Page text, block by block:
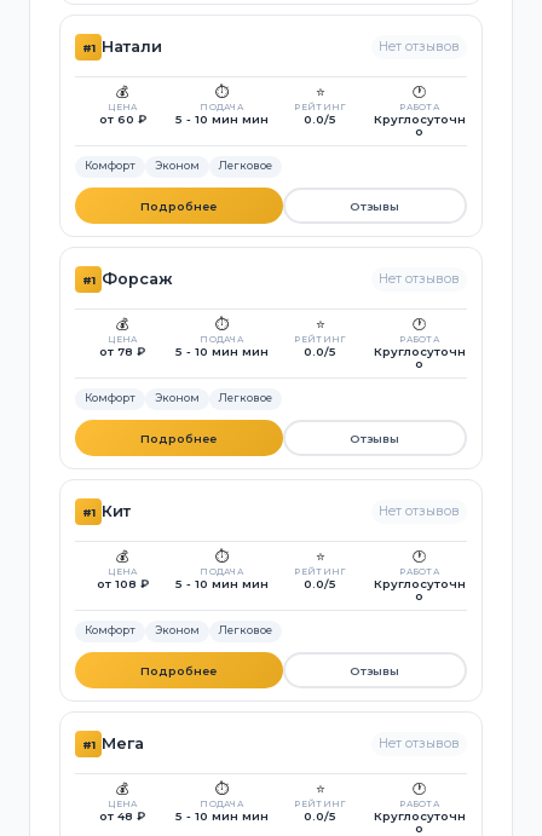
#1 Натали Нет отзывов
💰
ЦЕНА
от 60 ₽
⏱️
ПОДАЧА
5 - 10 мин мин
⭐
РЕЙТИНГ
0.0/5
🕐
РАБОТА
Круглосуточн
о
Комфорт Эконом Легковое
Подробнее Отзывы
#1 Форсаж Нет отзывов
💰
ЦЕНА
от 78 ₽
⏱️
ПОДАЧА
5 - 10 мин мин
⭐
РЕЙТИНГ
0.0/5
🕐
РАБОТА
Круглосуточн
о
Комфорт Эконом Легковое
Подробнее Отзывы
#1 Кит Нет отзывов
💰
ЦЕНА
от 108 ₽
⏱️
ПОДАЧА
5 - 10 мин мин
⭐
РЕЙТИНГ
0.0/5
🕐
РАБОТА
Круглосуточн
о
Комфорт Эконом Легковое
Подробнее Отзывы
#1 Мега Нет отзывов
💰
ЦЕНА
от 48 ₽
⏱️
ПОДАЧА
5 - 10 мин мин
⭐
РЕЙТИНГ
0.0/5
🕐
РАБОТА
Круглосуточн
о